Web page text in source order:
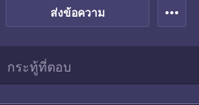
ส่งข้อความ more_horiz
กระทู้ที่ตอบ